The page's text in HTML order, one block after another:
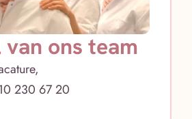
ons team
230 67 20